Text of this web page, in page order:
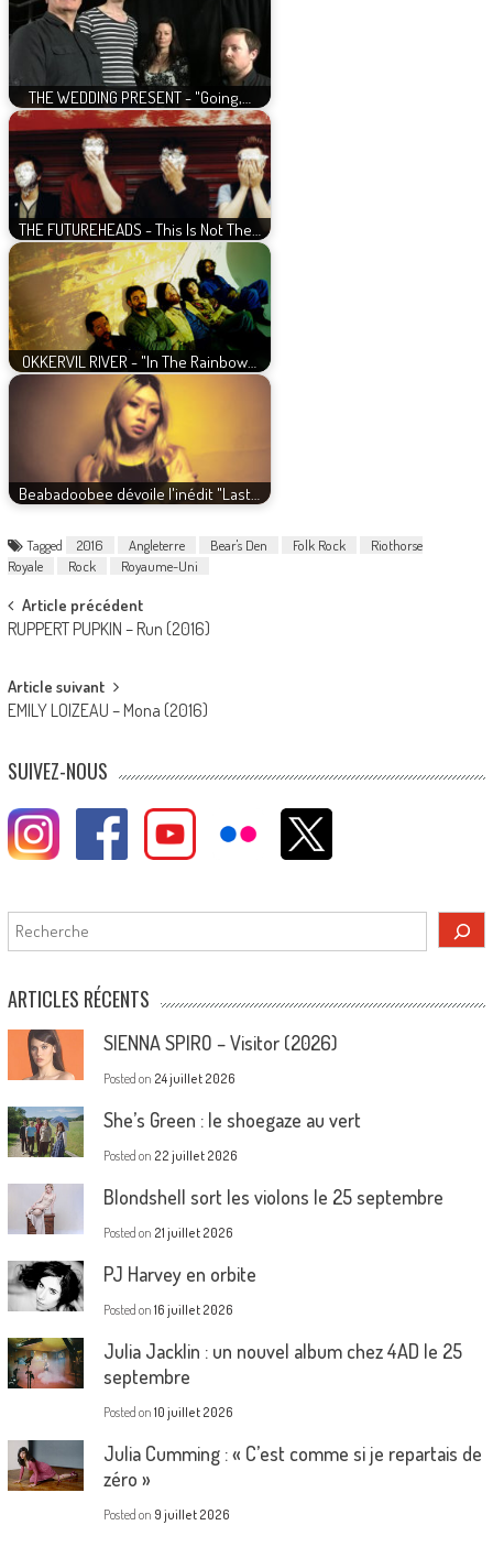
THE WEDDING PRESENT - "Going,…
THE FUTUREHEADS - This Is Not The…
OKKERVIL RIVER - "In The Rainbow…
Beabadoobee dévoile l'inédit "Last…
Tagged 2016 Angleterre Bear's Den Folk Rock
Riothorse
Royale
Rock Royaume-Uni
Post
navigation
Article précédent
RUPPERT PUPKIN – Run (2016)
Article suivant
EMILY LOIZEAU – Mona (2016)
SUIVEZ-NOUS
Rechercher
ARTICLES RÉCENTS
SIENNA SPIRO – Visitor (2026)
Posted on 24 juillet 2026
She’s Green : le shoegaze au vert
Posted on 22 juillet 2026
Blondshell sort les violons le 25 septembre
Posted on 21 juillet 2026
PJ Harvey en orbite
Posted on 16 juillet 2026
Julia Jacklin : un nouvel album chez 4AD le 25
septembre
Posted on 10 juillet 2026
Julia Cumming : « C’est comme si je repartais de
zéro »
Posted on 9 juillet 2026